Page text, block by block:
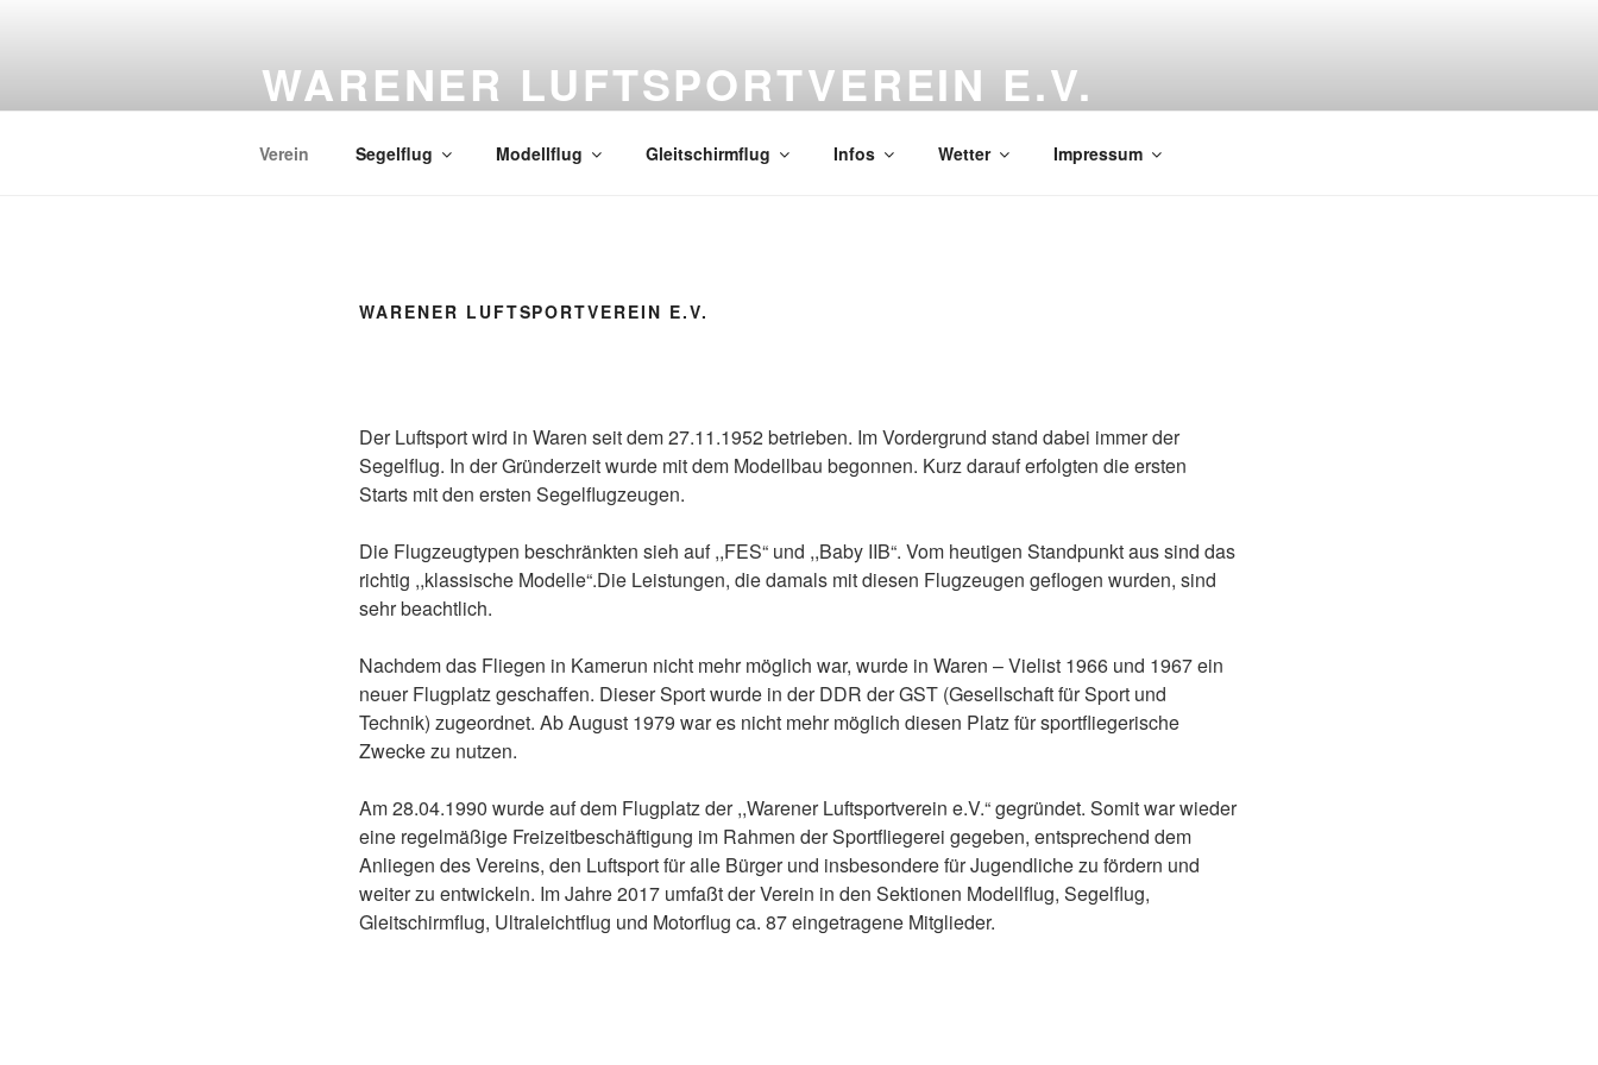
WARENER LUFTSPORTVEREIN E.V.
Verein Segelflug Modellflug Gleitschirmflug Infos Wetter Impressum
WARENER LUFTSPORTVEREIN E.V.
Der Luftsport wird in Waren seit dem 27.11.1952 betrieben. Im Vordergrund stand dabei immer der
Segelflug. In der Gründerzeit wurde mit dem Modellbau begonnen. Kurz darauf erfolgten die ersten
Starts mit den ersten Segelflugzeugen.
Die Flugzeugtypen beschränkten sieh auf ,,FES“ und ,,Baby IIB“. Vom heutigen Standpunkt aus sind das
richtig ,,klassische Modelle“.Die Leistungen, die damals mit diesen Flugzeugen geflogen wurden, sind
sehr beachtlich.
Nachdem das Fliegen in Kamerun nicht mehr möglich war, wurde in Waren – Vielist 1966 und 1967 ein
neuer Flugplatz geschaffen. Dieser Sport wurde in der DDR der GST (Gesellschaft für Sport und
Technik) zugeordnet. Ab August 1979 war es nicht mehr möglich diesen Platz für sportfliegerische
Zwecke zu nutzen.
Am 28.04.1990 wurde auf dem Flugplatz der ,,Warener Luftsportverein e.V.“ gegründet. Somit war wieder
eine regelmäßige Freizeitbeschäftigung im Rahmen der Sportfliegerei gegeben, entsprechend dem
Anliegen des Vereins, den Luftsport für alle Bürger und insbesondere für Jugendliche zu fördern und
weiter zu entwickeln. Im Jahre 2017 umfaßt der Verein in den Sektionen Modellflug, Segelflug,
Gleitschirmflug, Ultraleichtflug und Motorflug ca. 87 eingetragene Mitglieder.